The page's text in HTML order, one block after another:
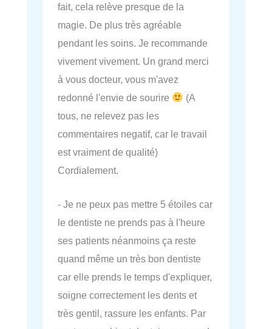
fait, cela relève presque de la
magie. De plus très agréable
pendant les soins. Je recommande
vivement vivement. Un grand merci
à vous docteur, vous m'avez
redonné l'envie de sourire
(A
tous, ne relevez pas les
commentaires negatif, car le travail
est vraiment de qualité)
Cordialement.
- Je ne peux pas mettre 5 étoiles car
le dentiste ne prends pas à l'heure
ses patients néanmoins ça reste
quand même un très bon dentiste
car elle prends le temps d'expliquer,
soigne correctement les dents et
très gentil, rassure les enfants. Par